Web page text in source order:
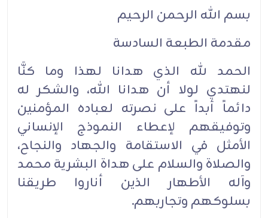
بسم الله الرحمن الرحيم
مقدمة الطبعة السادسة
الحمد لله الذي هدانا لهذا وما كنَّا
لنهتدي لولا أن هدانا الله، والشكر له
دائماً أبداً على نصرته لعباده المؤمنين
وتوفيقهم لإعطاء النموذج الإنساني
الأمثل في الاستقامة والجهاد والنجاح،
والصلاة والسلام على هداة البشرية محمد
وآله الأطهار الذين أناروا طريقنا
بسلوكهم وتجاربهم.